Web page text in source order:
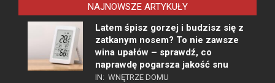
NAJNOWSZE ARTYKUŁY
Latem śpisz gorzej i budzisz się z
zatkanym nosem? To nie zawsze
wina upałów – sprawdź, co
naprawdę pogarsza jakość snu
IN: WNĘTRZE DOMU